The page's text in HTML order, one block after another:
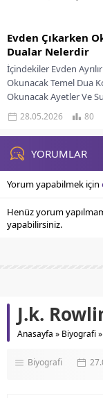
Evden Çıkarken
Dualar Nelerdir
İçindekiler Evden
Okunacak Temel Dua
Okunacak Ayetler Ve
Ayrılırken Okunacak
Tevekkül Ve İlahi...
28.05.2026 80
YORUMLAR
Yorum yapabilmek için
Henüz yorum
yapabilirsiniz.
J.k.
Anasayfa » Biyografi»
Biyografi